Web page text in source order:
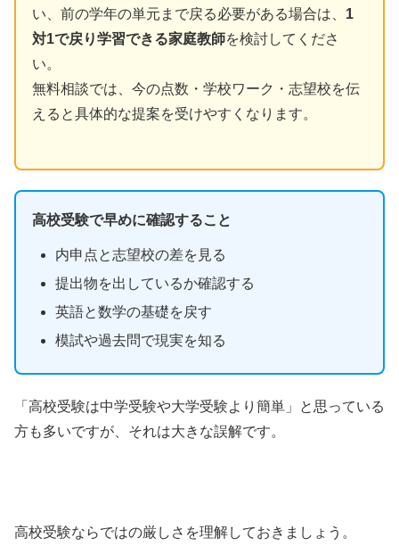
い、前の学年の単元まで戻る必要がある場合は、 1
対1で戻り学習できる家庭教師を検討してくださ
い。
無料相談では、今の点数・学校ワーク・志望校を伝
えると具体的な提案を受けやすくなります。
高校受験で早めに確認すること
内申点と志望校の差を見る
提出物を出しているか確認する
英語と数学の基礎を戻す
模試や過去問で現実を知る
「高校受験は中学受験や大学受験より簡単」と思っている
方も多いですが、それは大きな誤解です。
高校受験ならではの厳しさを理解しておきましょう。